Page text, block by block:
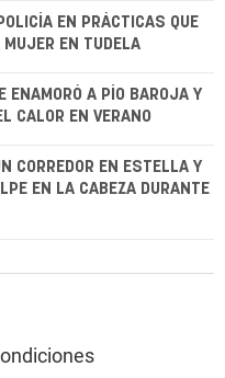
EN PRÁCTICAS QUE
MUJER EN TUDELA
ENAMORÓ A PÍO BAROJA Y
CALOR EN VERANO
CORREDOR EN ESTELLA Y
EN LA CABEZA DURANTE